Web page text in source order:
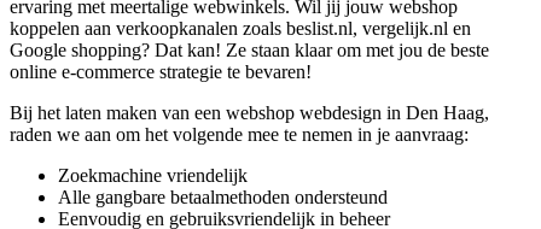
ervaring met meertalige webwinkels. Wil jij jouw webshop
koppelen aan verkoopkanalen zoals beslist.nl, vergelijk.nl en
Google shopping? Dat kan! Ze staan klaar om met jou de beste
online e-commerce strategie te bevaren!
Bij het laten maken van een webshop webdesign in Den Haag,
raden we aan om het volgende mee te nemen in je aanvraag:
Zoekmachine vriendelijk
Alle gangbare betaalmethoden ondersteund
Eenvoudig en gebruiksvriendelijk in beheer